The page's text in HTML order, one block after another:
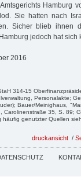
Hamburg
Sie hatten nach
Sicher blieb ihnen
jedoch hat
2016
314-15
Personalakte;
Bauer/Meinighaus,
Carolinenstraße 35, S. 89;
häufig genutzter Quellen
druckansicht /